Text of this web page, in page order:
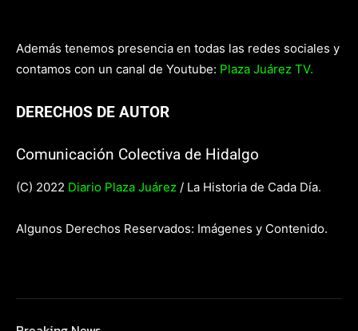
Además tenemos presencia en todas las redes sociales y
contamos con un canal de Youtube: Plaza Juárez TV.
DERECHOS DE AUTOR
Comunicación Colectiva de Hidalgo
(C) 2022 Diario Plaza Juárez / La Historia de Cada Día.
Algunos Derechos Reservados: Imágenes y Contenido.